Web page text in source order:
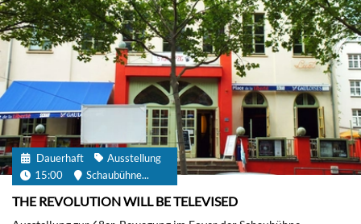
Dauerhaft
Ausstellung
15:00
Schaubühne...
THE REVOLUTION WILL BE TELEVISED